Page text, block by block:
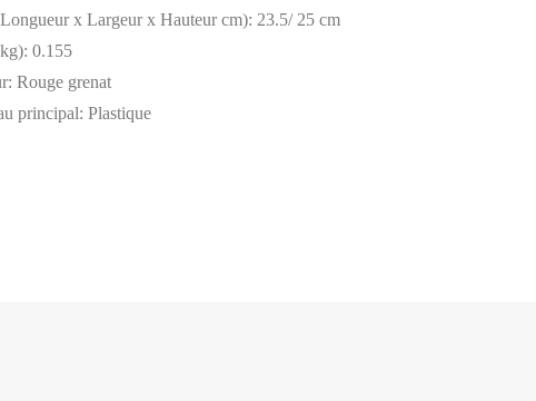
x Largeur x Hauteur cm): 23.5/ 25 cm
: 0.155
: Rouge grenat
principal: Plastique